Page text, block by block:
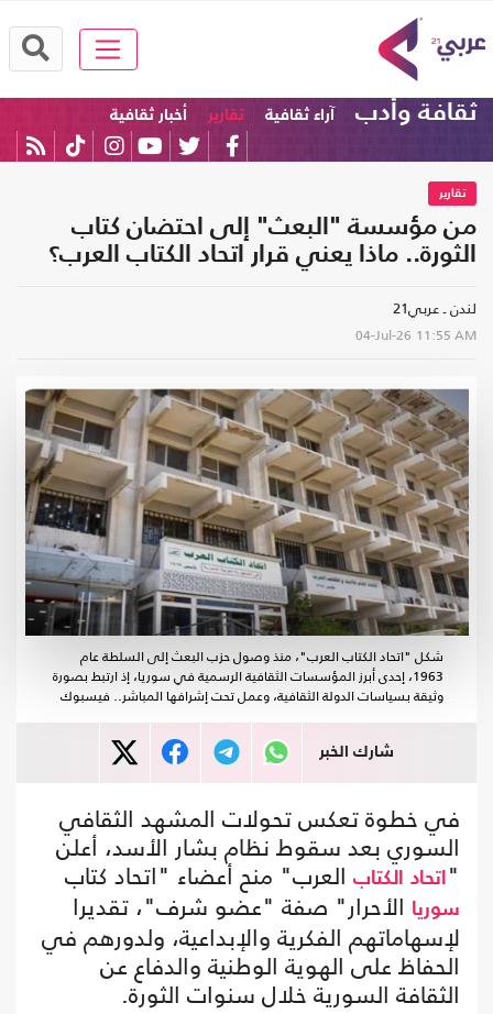
ثقافة وأدب آراء ثقافية تقارير أخبار ثقافية
تقارير
من مؤسسة "البعث" إلى احتضان كتاب
الثورة.. ماذا يعني قرار اتحاد الكتاب العرب؟
لندن ـ عربي21
04-Jul-26 11:55 AM
شكل "اتحاد الكتاب العرب"، منذ وصول حزب البعث إلى السلطة عام
1963، إحدى أبرز المؤسسات الثقافية الرسمية في سوريا، إذ ارتبط بصورة
وثيقة بسياسات الدولة الثقافية، وعمل تحت إشرافها المباشر.. فيسبوك
شارك الخبر
في خطوة تعكس تحولات المشهد الثقافي
السوري بعد سقوط نظام بشار الأسد، أعلن
" اتحاد الكتاب العرب" منح أعضاء "اتحاد كتاب
سوريا الأحرار" صفة "عضو شرف"، تقديرا
لإسهاماتهم الفكرية والإبداعية، ولدورهم في
الحفاظ على الهوية الوطنية والدفاع عن
الثقافة السورية خلال سنوات الثورة.